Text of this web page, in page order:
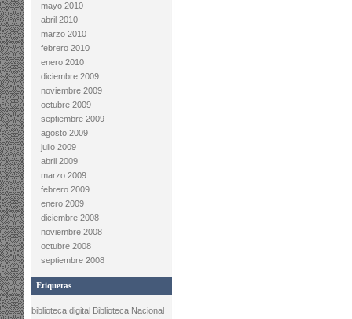
mayo 2010
abril 2010
marzo 2010
febrero 2010
enero 2010
diciembre 2009
noviembre 2009
octubre 2009
septiembre 2009
agosto 2009
julio 2009
abril 2009
marzo 2009
febrero 2009
enero 2009
diciembre 2008
noviembre 2008
octubre 2008
septiembre 2008
Etiquetas
biblioteca digital Biblioteca Nacional